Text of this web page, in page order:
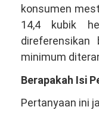
konsumen
14,4 kubik
minimum
Berapakah Isi
Pertanyaan ini